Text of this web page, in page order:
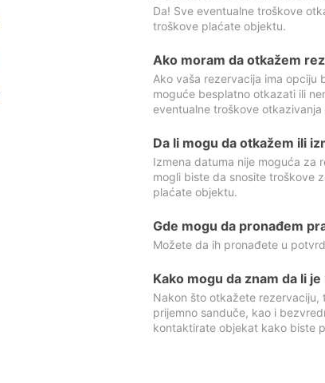
Da! Sve eventualne troškove
troškove plaćate objektu.
Ako moram da otkažem
Ako vaša rezervacija ima opciju
moguće besplatno otkazati ili
eventualne troškove
Da li mogu da otkažem ili
Izmena datuma nije moguća za
mogli biste da snosite troškove
plaćate objektu.
Gde mogu da pronađem
Možete da ih pronađete u
Kako mogu da znam da li
Nakon što otkažete
prijemno sanduče, kao i
kontaktirate objekat kako biste